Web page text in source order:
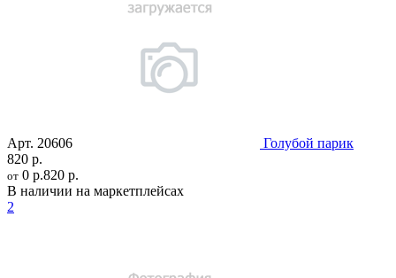
Арт. 20606
Голубой парик
820 р.
от 0 р.820 р.
В наличии на маркетплейсах
2